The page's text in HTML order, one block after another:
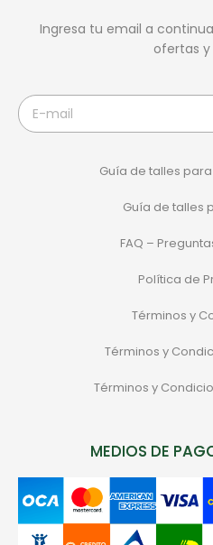
Ingresa tu email a
ofertas y
Guía de talles
Guía de talles
FAQ –
Política de
Términos y
Términos y
Términos y
MEDIOS DE